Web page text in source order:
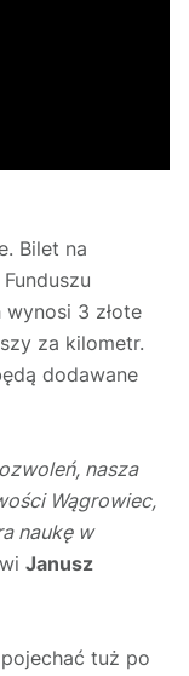
Bilet na
3 złote
za kilometr.
dodawane
nasza
Wągrowiec,
naukę w
Janusz
tuż po